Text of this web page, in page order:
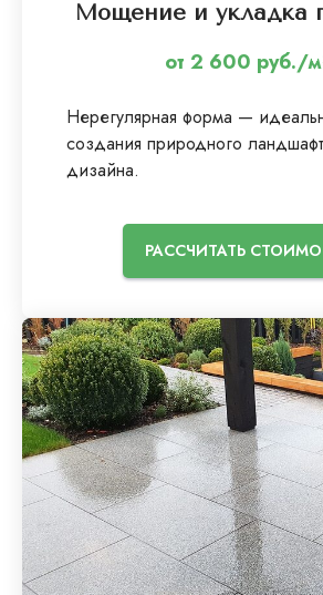
Мощение и укладка
от 2 600 руб./
Нерегулярная форма —
создания природного
дизайна.
РАССЧИТАТЬ